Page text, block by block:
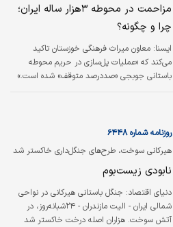
مزاحمت در محوطه ۳هزار ساله ایران؛
چرا و چگونه؟
ایسنا: معاون میراث فرهنگی خوزستان تاکید
می‌کند که «عملیات پل‌سازی در حریم محوطه
باستانی جوبجی «صددرصد متوقف» شده است.»
هیرکانی سوخت، طرح‌های جنگل‌داری خاکستر شد
روزنامه شماره ۶۴۴۸
نابودی زیست‌بوم
دنیای اقتصاد: جنگل باستانی هیرکانی در نواحی
شمالی ایران - الیت مازندران - ۲۴شبانه‌روز، در
آتش سوخت. هزاران اصله درخت خاکستر شد